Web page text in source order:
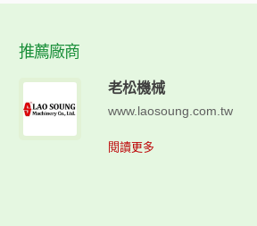
推薦廠商
老松機械
www.laosoung.com.tw
閱讀更多